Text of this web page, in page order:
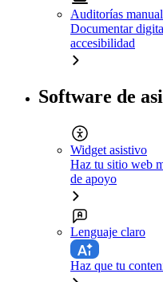
Auditorías
Documentar
accesibilidad
Software de
Widget asistivo
Haz tu sitio web
de apoyo
Lenguaje claro
Haz que tu